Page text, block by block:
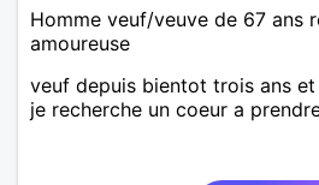
Homme veuf/veuve de 67 ans
amoureuse
veuf depuis bientot trois ans
je recherche un coeur a